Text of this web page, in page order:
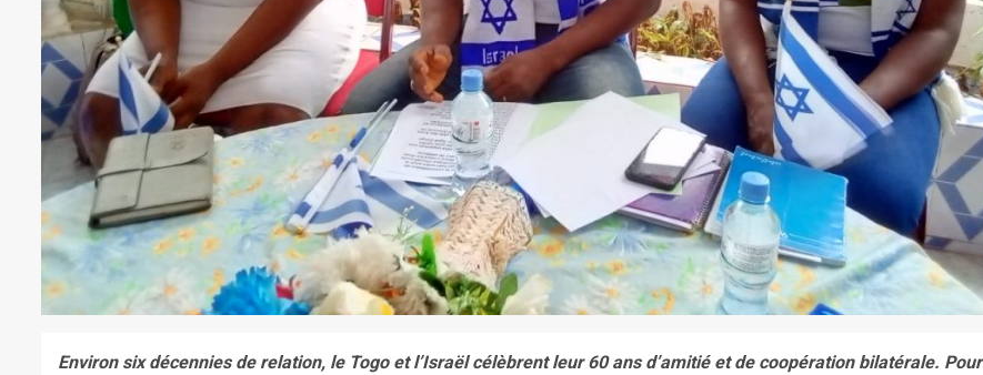
Environ six décennies de relation, le Togo et l’Israël célèbrent leur 60 ans d’amitié et de coopération bilatérale. Pour